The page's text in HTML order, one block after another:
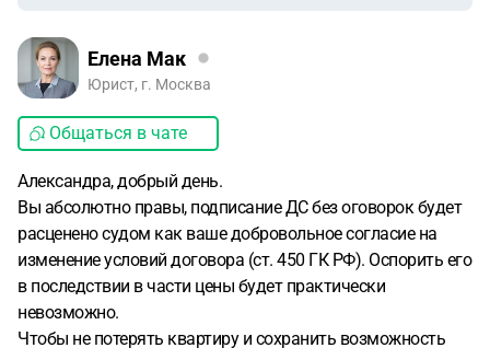
Елена Мак
Юрист, г. Москва
Общаться в чате
Александра, добрый день.
Вы абсолютно правы, подписание ДС без оговорок будет
расценено судом как ваше добровольное согласие на
изменение условий договора (ст. 450 ГК РФ). Оспорить его
в последствии в части цены будет практически
невозможно.
Чтобы не потерять квартиру и сохранить возможность